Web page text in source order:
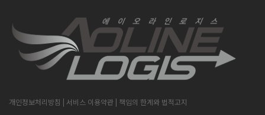
개인정보처리방침 | 서비스 이용약관 | 책임의 한계와 법적고지